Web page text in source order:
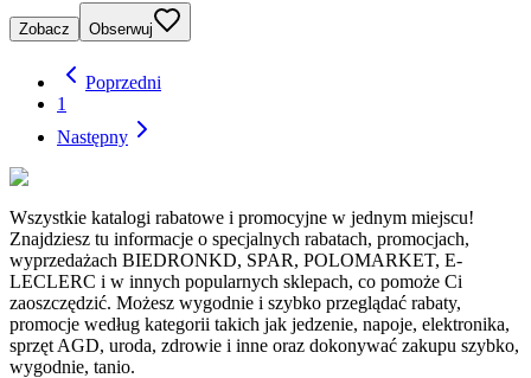
Zobacz Obserwuj
Poprzedni
1
Następny
Wszystkie katalogi rabatowe i promocyjne w jednym miejscu!
Znajdziesz tu informacje o specjalnych rabatach, promocjach,
wyprzedażach BIEDRONKD, SPAR, POLOMARKET, E-
LECLERC i w innych popularnych sklepach, co pomoże Ci
zaoszczędzić. Możesz wygodnie i szybko przeglądać rabaty,
promocje według kategorii takich jak jedzenie, napoje, elektronika,
sprzęt AGD, uroda, zdrowie i inne oraz dokonywać zakupu szybko,
wygodnie, tanio.